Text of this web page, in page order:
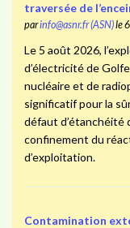
traversée de
parinfo@asnr.fr (ASN)le
Le 5 août 2026,
d’électricité de
nucléaire et de
significatif pour la
défaut d’étanchéité
confinement du
d’exploitation.
Contamination